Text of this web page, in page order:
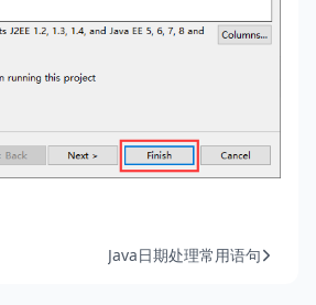
Java日期处理常用语句